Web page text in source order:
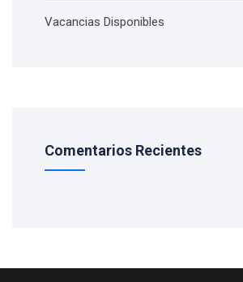
Vacancias Disponibles
Comentarios Recientes